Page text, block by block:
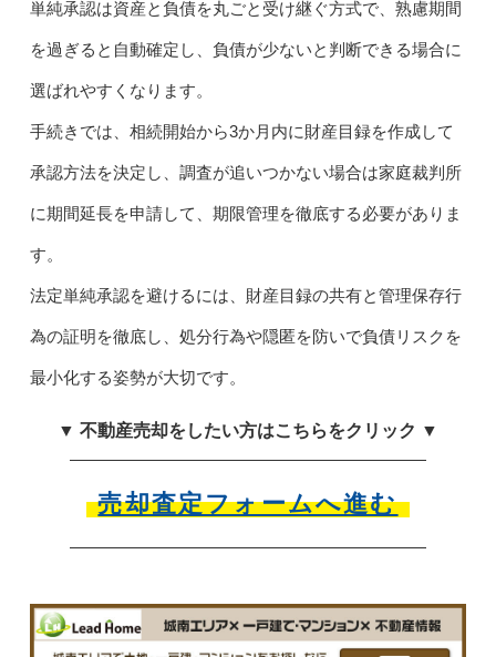
単純承認は資産と負債を丸ごと受け継ぐ方式で、熟慮期間
を過ぎると自動確定し、負債が少ないと判断できる場合に
選ばれやすくなります。
手続きでは、相続開始から3か月内に財産目録を作成して
承認方法を決定し、調査が追いつかない場合は家庭裁判所
に期間延長を申請して、期限管理を徹底する必要がありま
す。
法定単純承認を避けるには、財産目録の共有と管理保存行
為の証明を徹底し、処分行為や隠匿を防いで負債リスクを
最小化する姿勢が大切です。
▼ 不動産売却をしたい方はこちらをクリック ▼
売却査定フォームへ進む